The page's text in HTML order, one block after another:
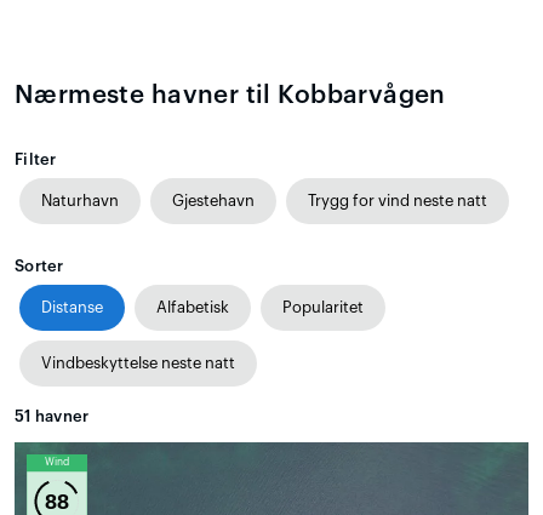
Nærmeste havner til Kobbarvågen
Filter
Naturhavn Gjestehavn Trygg for vind neste natt
Sorter
Distanse Alfabetisk Popularitet
Vindbeskyttelse neste natt
51 havner
Wind
88